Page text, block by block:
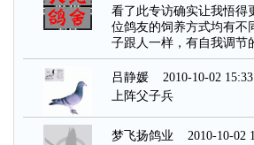
看了此专访确实让我悟得
位鸽友的饲养方式均有不
子跟人一样，有自我调节
吕静媛 2010-10-02
上阵父子兵
梦飞扬鸽业 2010-10-02